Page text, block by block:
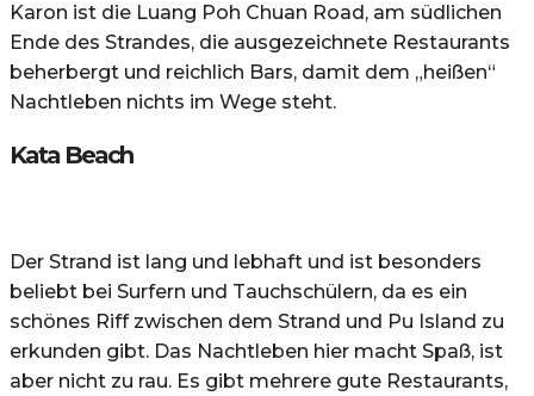
Karon ist die Luang Poh Chuan Road, am südlichen
Ende des Strandes, die ausgezeichnete Restaurants
beherbergt und reichlich Bars, damit dem „heißen“
Nachtleben nichts im Wege steht.
Kata Beach
Der Strand ist lang und lebhaft und ist besonders
beliebt bei Surfern und Tauchschülern, da es ein
schönes Riff zwischen dem Strand und Pu Island zu
erkunden gibt. Das Nachtleben hier macht Spaß, ist
aber nicht zu rau. Es gibt mehrere gute Restaurants,